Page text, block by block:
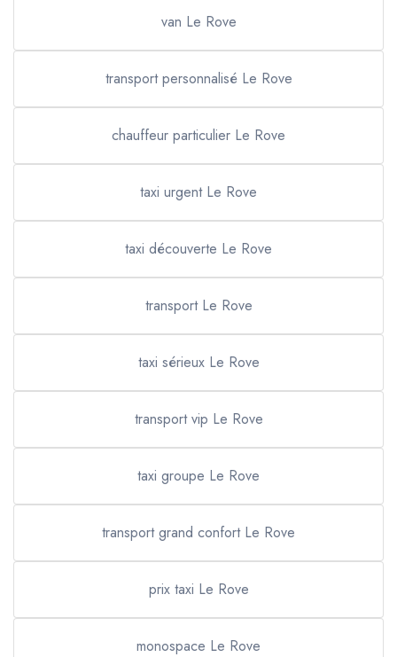
van Le Rove
transport personnalisé Le Rove
chauffeur particulier Le Rove
taxi urgent Le Rove
taxi découverte Le Rove
transport Le Rove
taxi sérieux Le Rove
transport vip Le Rove
taxi groupe Le Rove
transport grand confort Le Rove
prix taxi Le Rove
monospace Le Rove